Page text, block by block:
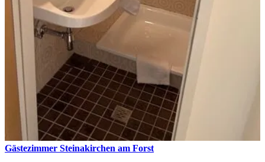
Gästezimmer Steinakirchen am Forst